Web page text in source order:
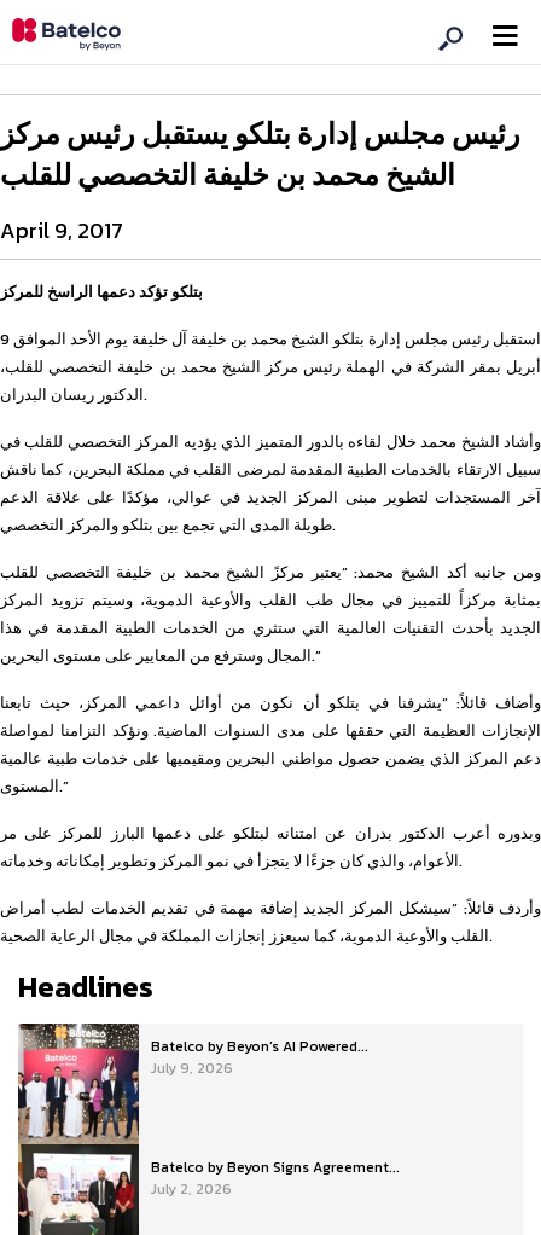
رئيس مجلس إدارة بتلكو يستقبل رئيس مركز
الشيخ محمد بن خليفة التخصصي للقلب
April 9, 2017
بتلكو تؤكد دعمها الراسخ للمركز
استقبل رئيس مجلس إدارة بتلكو الشيخ محمد بن خليفة آل خليفة يوم الأحد الموافق 9
أبريل بمقر الشركة في الهملة رئيس مركز الشيخ محمد بن خليفة التخصصي للقلب،
الدكتور ريسان البدران.
وأشاد الشيخ محمد خلال لقاءه بالدور المتميز الذي يؤديه المركز التخصصي للقلب في
سبيل الارتقاء بالخدمات الطبية المقدمة لمرضى القلب في مملكة البحرين، كما ناقش
آخر المستجدات لتطوير مبنى المركز الجديد في عوالي، مؤكدًا على علاقة الدعم
طويلة المدى التي تجمع بين بتلكو والمركز التخصصي.
ومن جانبه أكد الشيخ محمد: “يعتبر مركزً الشيخ محمد بن خليفة التخصصي للقلب
بمثابة مركزاً للتمييز في مجال طب القلب والأوعية الدموية، وسيتم تزويد المركز
الجديد بأحدث التقنيات العالمية التي ستثري من الخدمات الطبية المقدمة في هذا
المجال وسترفع من المعايير على مستوى البحرين.”
وأضاف قائلاً: “يشرفنا في بتلكو أن نكون من أوائل داعمي المركز، حيث تابعنا
الإنجازات العظيمة التي حققها على مدى السنوات الماضية. ونؤكد التزامنا لمواصلة
دعم المركز الذي يضمن حصول مواطني البحرين ومقيميها على خدمات طبية عالمية
المستوى.”
وبدوره أعرب الدكتور بدران عن امتنانه لبتلكو على دعمها البارز للمركز على مر
الأعوام، والذي كان جزءًا لا يتجزأ في نمو المركز وتطوير إمكاناته وخدماته.
وأردف قائلاً: “سيشكل المركز الجديد إضافة مهمة في تقديم الخدمات لطب أمراض
القلب والأوعية الدموية، كما سيعزز إنجازات المملكة في مجال الرعاية الصحية.
Headlines
Batelco by Beyon’s AI Powered...
July 9, 2026
Batelco by Beyon Signs Agreement...
July 2, 2026